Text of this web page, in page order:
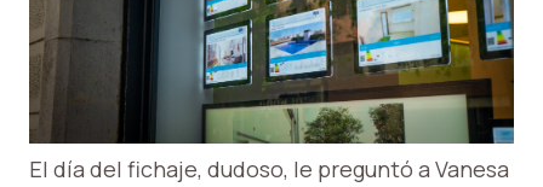
El día del fichaje, dudoso, le preguntó a Vanesa